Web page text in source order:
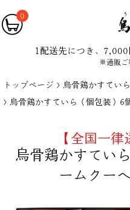
0
1配送先につき、
※通販ご
トップページ 烏骨鶏かすていら
烏骨鶏かすていら（個包装）6
【全国一律
烏骨鶏かすてい
ームクー